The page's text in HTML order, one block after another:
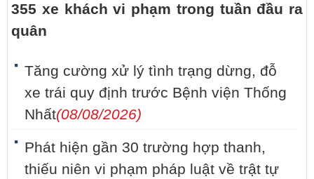
355 xe khách vi phạm trong tuần đầu ra
quân
Tăng cường xử lý tình trạng dừng, đỗ
xe trái quy định trước Bệnh viện Thống
Nhất(08/08/2026)
Phát hiện gần 30 trường hợp thanh,
thiếu niên vi phạm pháp luật về trật tự